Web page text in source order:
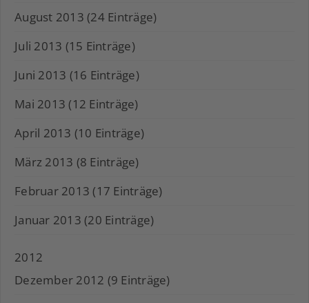
August 2013 (24 Einträge)
Juli 2013 (15 Einträge)
Juni 2013 (16 Einträge)
Mai 2013 (12 Einträge)
April 2013 (10 Einträge)
März 2013 (8 Einträge)
Februar 2013 (17 Einträge)
Januar 2013 (20 Einträge)
2012
Dezember 2012 (9 Einträge)